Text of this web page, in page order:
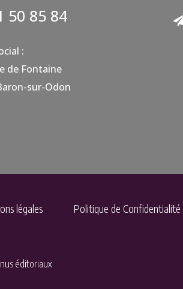
50 85 84
:
de Fontaine
sur-Odon
légales Politique de Confidentialité
éditoriaux